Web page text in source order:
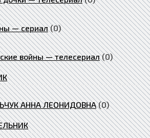
— сериал (0)
войны — телесериал (0)
АННА ЛЕОНИДОВНА (0)